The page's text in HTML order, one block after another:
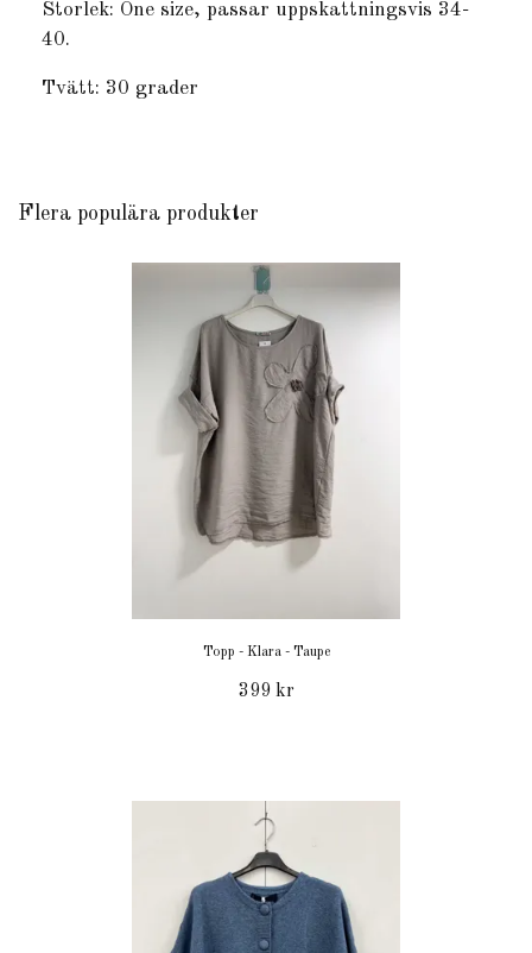
Storlek: One size, passar uppskattningsvis 34-
40.
Tvätt: 30 grader
Flera populära produkter
Topp - Klara - Taupe
399 kr